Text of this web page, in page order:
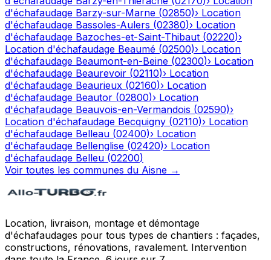
d'échafaudage Barzy-sur-Marne (02850)› Location
d'échafaudage Bassoles-Aulers (02380)› Location
d'échafaudage Bazoches-et-Saint-Thibaut (02220)›
Location d'échafaudage Beaumé (02500)› Location
d'échafaudage Beaumont-en-Beine (02300)› Location
d'échafaudage Beaurevoir (02110)› Location
d'échafaudage Beaurieux (02160)› Location
d'échafaudage Beautor (02800)› Location
d'échafaudage Beauvois-en-Vermandois (02590)›
Location d'échafaudage Becquigny (02110)› Location
d'échafaudage Belleau (02400)› Location
d'échafaudage Bellenglise (02420)› Location
d'échafaudage Belleu (02200)
Voir toutes les communes du Aisne →
Location, livraison, montage et démontage
d'échafaudages pour tous types de chantiers : façades,
constructions, rénovations, ravalement. Intervention